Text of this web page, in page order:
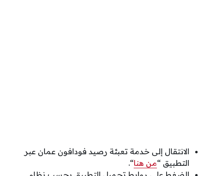
الانتقال إلى خدمة تعبئة رصيد فودافون عمان عبر
التطبيق “من هنا“.